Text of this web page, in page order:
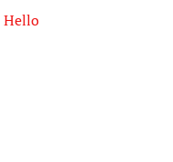
Hello